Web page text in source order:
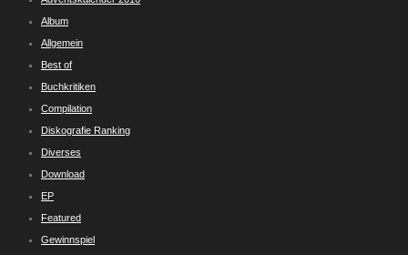
Album
Allgemein
Best of
Buchkritiken
Compilation
Diskografie Ranking
Diverses
Download
EP
Featured
Gewinnspiel